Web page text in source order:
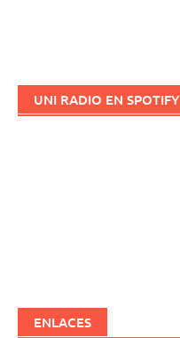
UNI RADIO EN SPOTIFY
ENLACES